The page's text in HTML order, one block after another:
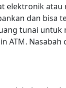
elektronik atau
dan bisa
tunai untuk
ATM. Nasabah